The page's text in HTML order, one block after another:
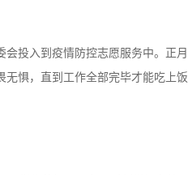
投入到疫情防控志愿服务中。正
惧，直到工作全部完毕才能吃上